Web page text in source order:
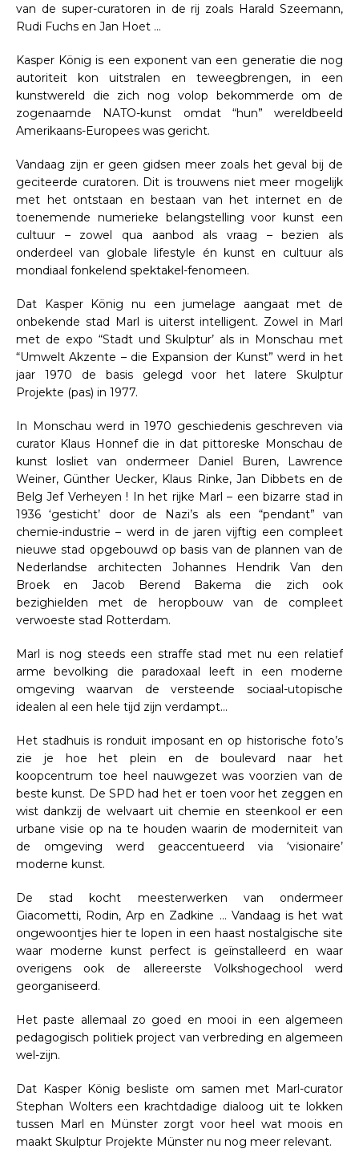
van de super-curatoren in de rij zoals Harald Szeemann,
Rudi Fuchs en Jan Hoet …
Kasper König is een exponent van een generatie die nog
autoriteit kon uitstralen en teweegbrengen, in een
kunstwereld die zich nog volop bekommerde om de
zogenaamde NATO-kunst omdat “hun” wereldbeeld
Amerikaans-Europees was gericht.
Vandaag zijn er geen gidsen meer zoals het geval bij de
geciteerde curatoren. Dit is trouwens niet meer mogelijk
met het ontstaan en bestaan van het internet en de
toenemende numerieke belangstelling voor kunst een
cultuur – zowel qua aanbod als vraag – bezien als
onderdeel van globale lifestyle én kunst en cultuur als
mondiaal fonkelend spektakel-fenomeen.
Dat Kasper König nu een jumelage aangaat met de
onbekende stad Marl is uiterst intelligent. Zowel in Marl
met de expo “Stadt und Skulptur’ als in Monschau met
“Umwelt Akzente – die Expansion der Kunst” werd in het
jaar 1970 de basis gelegd voor het latere Skulptur
Projekte (pas) in 1977.
In Monschau werd in 1970 geschiedenis geschreven via
curator Klaus Honnef die in dat pittoreske Monschau de
kunst losliet van ondermeer Daniel Buren, Lawrence
Weiner, Günther Uecker, Klaus Rinke, Jan Dibbets en de
Belg Jef Verheyen ! In het rijke Marl – een bizarre stad in
1936 ‘gesticht’ door de Nazi’s als een “pendant” van
chemie-industrie – werd in de jaren vijftig een compleet
nieuwe stad opgebouwd op basis van de plannen van de
Nederlandse architecten Johannes Hendrik Van den
Broek en Jacob Berend Bakema die zich ook
bezighielden met de heropbouw van de compleet
verwoeste stad Rotterdam.
Marl is nog steeds een straffe stad met nu een relatief
arme bevolking die paradoxaal leeft in een moderne
omgeving waarvan de versteende sociaal-utopische
idealen al een hele tijd zijn verdampt…
Het stadhuis is ronduit imposant en op historische foto’s
zie je hoe het plein en de boulevard naar het
koopcentrum toe heel nauwgezet was voorzien van de
beste kunst. De SPD had het er toen voor het zeggen en
wist dankzij de welvaart uit chemie en steenkool er een
urbane visie op na te houden waarin de moderniteit van
de omgeving werd geaccentueerd via ‘visionaire’
moderne kunst.
De stad kocht meesterwerken van ondermeer
Giacometti, Rodin, Arp en Zadkine … Vandaag is het wat
ongewoontjes hier te lopen in een haast nostalgische site
waar moderne kunst perfect is geïnstalleerd en waar
overigens ook de allereerste Volkshogechool werd
georganiseerd.
Het paste allemaal zo goed en mooi in een algemeen
pedagogisch politiek project van verbreding en algemeen
wel-zijn.
Dat Kasper König besliste om samen met Marl-curator
Stephan Wolters een krachtdadige dialoog uit te lokken
tussen Marl en Münster zorgt voor heel wat moois en
maakt Skulptur Projekte Münster nu nog meer relevant.